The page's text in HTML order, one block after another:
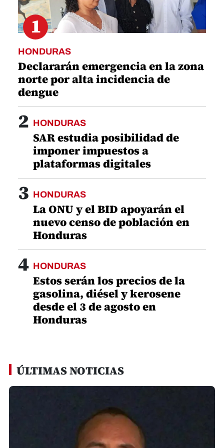
1
HONDURAS
Declararán emergencia en la zona
norte por alta incidencia de
dengue
2 HONDURAS
SAR estudia posibilidad de
imponer impuestos a
plataformas digitales
3 HONDURAS
La ONU y el BID apoyarán el
nuevo censo de población en
Honduras
4 HONDURAS
Estos serán los precios de la
gasolina, diésel y kerosene
desde el 3 de agosto en
Honduras
ÚLTIMAS NOTICIAS